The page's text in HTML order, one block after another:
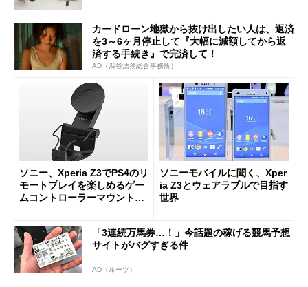
カードローン地獄から抜け出したい人は、返済
を3～6ヶ月停止して『大幅に減額してから返
済する手続き』で完済して！
AD（渋谷法務総合事務所）
ソニー、Xperia Z3でPS4のリ
モートプレイを楽しめるゲー
ムコントローラーマウント
ソニーモバイルに聞く、Xper
ia Z3とウェアラブルで目指す
世界
「3連続万馬券…！」今話題の稼げる競馬予想
サイトがバグすぎる件
AD（ルーツ）